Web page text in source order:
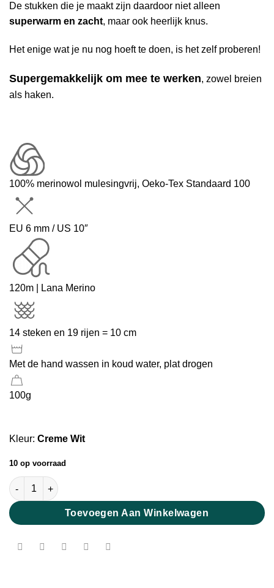
De stukken die je maakt zijn daardoor niet alleen
superwarm en zacht, maar ook heerlijk knus.
Het enige wat je nu nog hoeft te doen, is het zelf proberen!
Supergemakkelijk om mee te werken, zowel breien
als haken.
100% merinowol mulesingvrij, Oeko-Tex Standaard 100
EU 6 mm / US 10″
120m | Lana Merino
14 steken en 19 rijen = 10 cm
Met de hand wassen in koud water, plat drogen
100g
Kleur: Creme Wit
10 op voorraad
Heavy Merino Creme Wit aantal
Toevoegen Aan Winkelwagen